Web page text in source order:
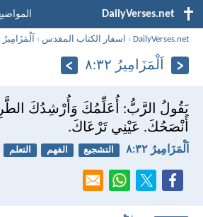
DailyVerses.net
DailyVerses.net
› اسفار الكتاب المقدس › اَلْمَزَامِيرُ
اَلْمَزَامِيرُ ٣٢:‏٨
يَقُولُ الرَّبُّ: أُعَلِّمُكَ وَأُرْشِدُكَ
أَنْصَحُكَ. عَيْنِي تَرْعَاكَ.
اَلْمَزَامِيرُ ٣٢:‏٨ التشجيع الفهم التعلم